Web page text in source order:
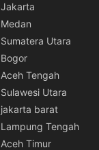
Jakarta
Medan
Sumatera Utara
Bogor
Aceh Tengah
Sulawesi Utara
jakarta barat
Lampung Tengah
Aceh Timur